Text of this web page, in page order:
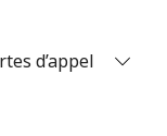
d’appel